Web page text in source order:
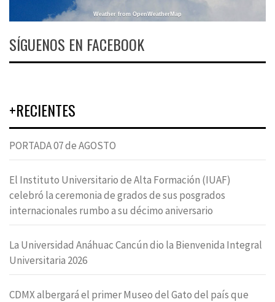
Weather from OpenWeatherMap
SÍGUENOS EN FACEBOOK
+RECIENTES
PORTADA 07 de AGOSTO
El Instituto Universitario de Alta Formación (IUAF)
celebró la ceremonia de grados de sus posgrados
internacionales rumbo a su décimo aniversario
La Universidad Anáhuac Cancún dio la Bienvenida Integral
Universitaria 2026
CDMX albergará el primer Museo del Gato del país que